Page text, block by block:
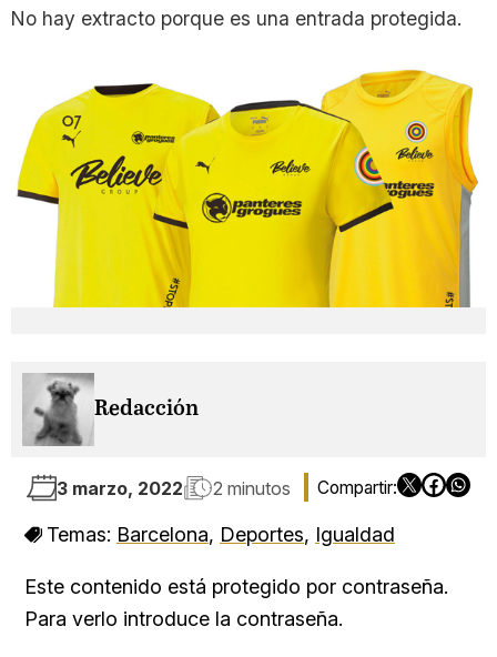
No hay extracto porque es una entrada protegida.
Redacción
3 marzo, 2022 2 minutos
Temas: Barcelona, Deportes, Igualdad
Este contenido está protegido por contraseña.
Para verlo introduce la contraseña.